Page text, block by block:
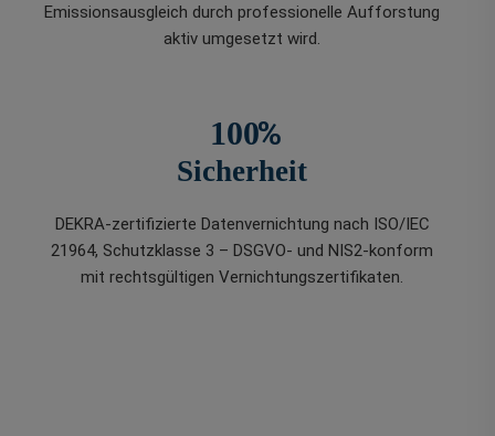
Emissionsausgleich durch professionelle Aufforstung
aktiv umgesetzt wird.
100%
Sicherheit
DEKRA-zertifizierte Datenvernichtung nach ISO/IEC
21964, Schutzklasse 3 – DSGVO- und NIS2-konform
mit rechtsgültigen Vernichtungszertifikaten.